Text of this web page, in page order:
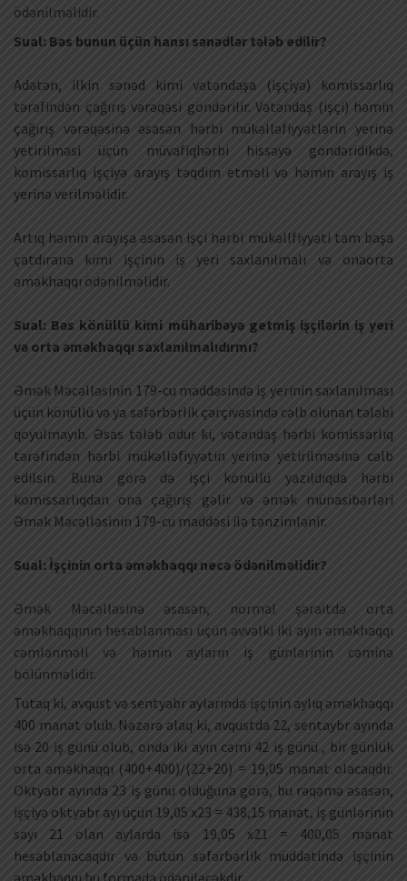
ödənilməlidir.
Sual: Bəs bunun üçün hansı sənədlər tələb edilir?
Adətən, ilkin sənəd kimi vətəndaşa (işçiyə) komissarlıq
tərəfindən çağırış vərəqəsi göndərilir. Vətəndaş (işçi) həmin
çağırış vərəqəsinə əsasən hərbi mükəlləfiyyətlərin yerinə
yetirilməsi üçün müvafiqhərbi hissəyə göndəridikdə,
komissarlıq işçiyə arayış təqdim etməli və həmin arayış iş
yerinə verilməlidir.
Artıq həmin arayışa əsasən işçi hərbi mükəllfiyyəti tam başa
çatdırana kimi işçinin iş yeri saxlanılmalı və onaorta
əməkhaqqı ödənilməlidir.
Sual: Bəs könüllü kimi müharibəyə getmiş işçilərin iş yeri
və orta əməkhaqqı saxlanılmalıdırmı?
Əmək Məcəlləsinin 179-cu maddəsində iş yerinin saxlanılması
üçün könüllü və ya səfərbərlik çərçivəsində cəlb olunan tələbi
qoyulmayıb. Əsas tələb odur ki, vətəndaş hərbi komissarlıq
tərəfindən hərbi mükəlləfiyyətin yerinə yetirilməsinə cəlb
edilsin. Buna görə də işçi könüllü yazıldıqda hərbi
komissarlıqdan ona çağırış gəlir və əmək münasibərləri
Əmək Məcəlləsinin 179-cu maddəsi ilə tənzimlənir.
Sual: İşçinin orta əməkhaqqı necə ödənilməlidir?
Əmək Məcəlləsinə əsasən, normal şəraitdə orta
əməkhaqqının hesablanması üçün əvvəlki iki ayın əməkhaqqı
cəmlənməli və həmin ayların iş günlərinin cəminə
bölünməlidir.
Tutaq ki, avqust və sentyabr aylarında işçinin aylıq əməkhaqqı
400 manat olub. Nəzərə alaq ki, avqustda 22, sentaybr ayında
isə 20 iş günü olub, onda iki ayın cəmi 42 iş günü , bir günlük
orta əməkhaqqı (400+400)/(22+20) = 19,05 manat olacaqdır.
Oktyabr ayında 23 iş günü olduğuna görə, bu rəqəmə əsasən,
işçiyə oktyabr ayı üçün 19,05 x23 = 438,15 manat, iş günlərinin
sayı 21 olan aylarda isə 19,05 x21 = 400,05 manat
hesablanacaqdır və bütün səfərbərlik müddətində işçinin